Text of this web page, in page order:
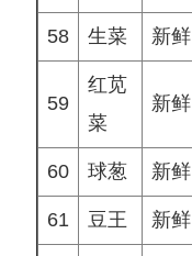
58 生菜 新鲜
59
红苋
菜
新鲜
60 球葱 新鲜
61 豆王 新鲜